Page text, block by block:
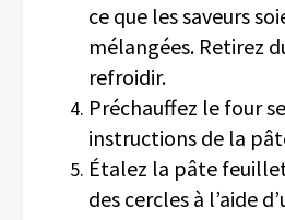
ce que les saveurs
mélangées. Retirez
refroidir.
Préchauffez le four
instructions de la
Étalez la pâte
des cercles à l’aide